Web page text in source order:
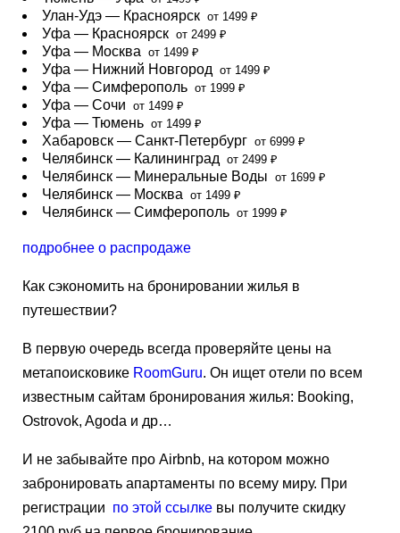
Улан-Удэ — Красноярск от 1499 ₽
Уфа — Красноярск от 2499 ₽
Уфа — Москва от 1499 ₽
Уфа — Нижний Новгород от 1499 ₽
Уфа — Симферополь от 1999 ₽
Уфа — Сочи от 1499 ₽
Уфа — Тюмень от 1499 ₽
Хабаровск — Санкт-Петербург от 6999 ₽
Челябинск — Калининград от 2499 ₽
Челябинск — Минеральные Воды от 1699 ₽
Челябинск — Москва от 1499 ₽
Челябинск — Симферополь от 1999 ₽
подробнее о распродаже
Как сэкономить на бронировании жилья в
путешествии?
В первую очередь всегда проверяйте цены на
метапоисковике RoomGuru. Он ищет отели по всем
известным сайтам бронирования жилья: Booking,
Ostrovok, Agoda и др…
И не забывайте про Airbnb, на котором можно
забронировать апартаменты по всему миру. При
регистрации по этой ссылке вы получите скидку